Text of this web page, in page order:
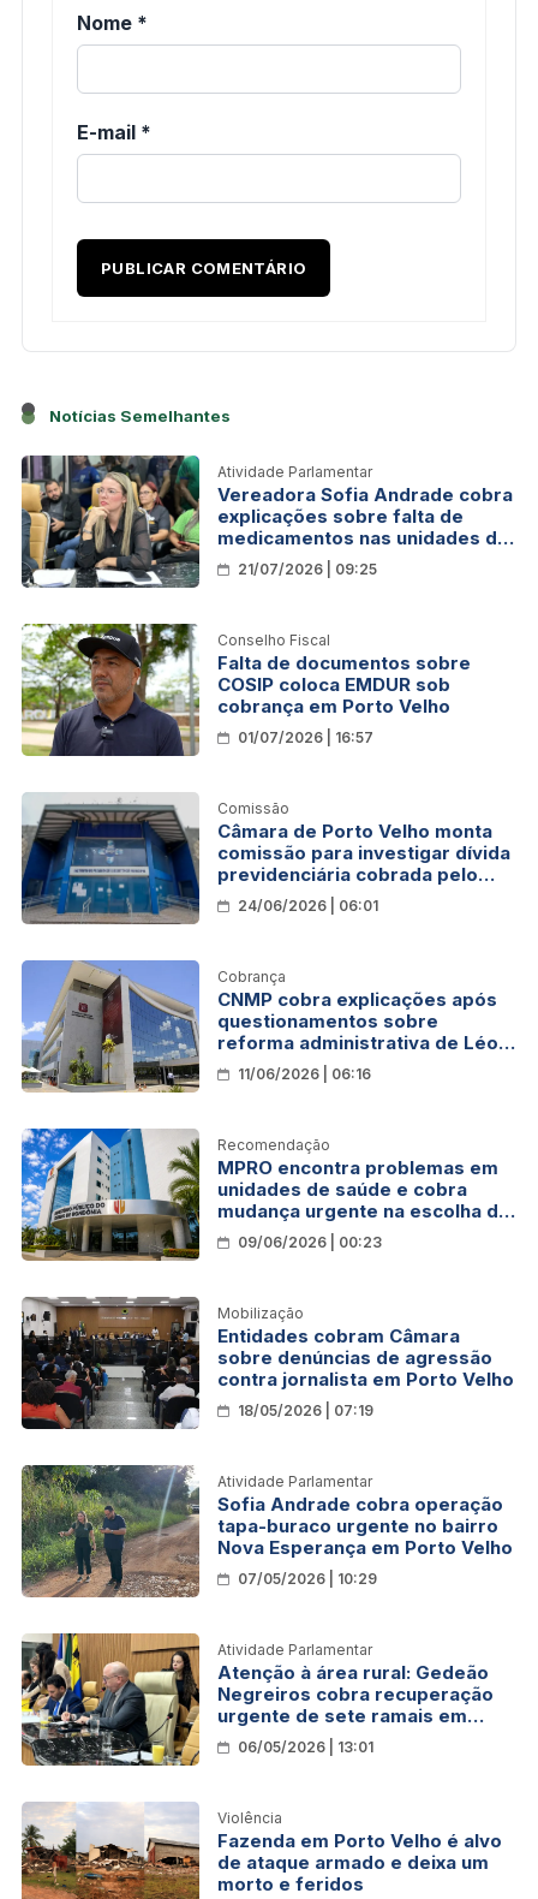
Nome *
E-mail *
Notícias Semelhantes
Atividade Parlamentar
Vereadora Sofia Andrade cobra
explicações sobre falta de
medicamentos nas unidades de
saúde de Porto Velho
21/07/2026 | 09:25
Conselho Fiscal
Falta de documentos sobre
COSIP coloca EMDUR sob
cobrança em Porto Velho
01/07/2026 | 16:57
Comissão
Câmara de Porto Velho monta
comissão para investigar dívida
previdenciária cobrada pelo
Ipam24/06/2026 | 06:01
Cobrança
CNMP cobra explicações após
questionamentos sobre
reforma administrativa de Léo
Moraes em Porto Velho
11/06/2026 | 06:16
Recomendação
MPRO encontra problemas em
unidades de saúde e cobra
mudança urgente na escolha de
chefes em Porto Velho
09/06/2026 | 00:23
Mobilização
Entidades cobram Câmara
sobre denúncias de agressão
contra jornalista em Porto Velho
18/05/2026 | 07:19
Atividade Parlamentar
Sofia Andrade cobra operação
tapa-buraco urgente no bairro
Nova Esperança em Porto Velho
07/05/2026 | 10:29
Atividade Parlamentar
Atenção à área rural: Gedeão
Negreiros cobra recuperação
urgente de sete ramais em
Porto Velho
06/05/2026 | 13:01
Violência
Fazenda em Porto Velho é alvo
de ataque armado e deixa um
morto e feridos